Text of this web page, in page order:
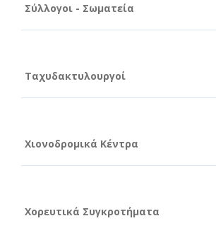
Σύλλογοι - Σωματεία
Ταχυδακτυλουργοί
Χιονοδρομικά Κέντρα
Χορευτικά Συγκροτήματα